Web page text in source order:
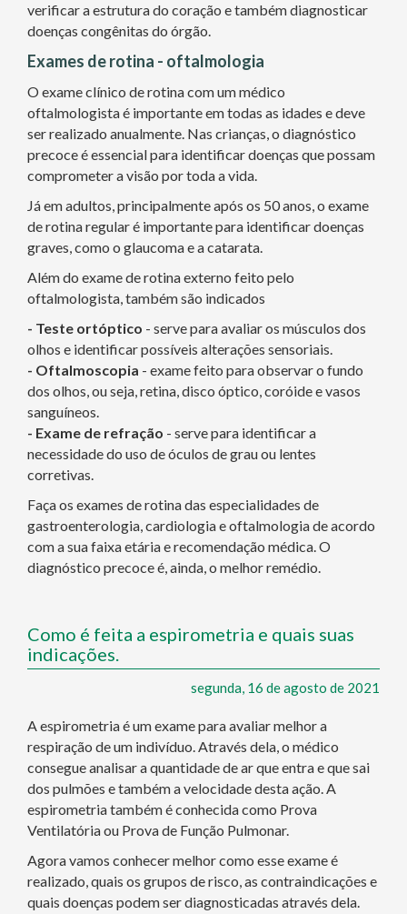
verificar a estrutura do coração e também diagnosticar
doenças congênitas do órgão.
Exames de rotina - oftalmologia
O exame clínico de rotina com um médico
oftalmologista é importante em todas as idades e deve
ser realizado anualmente. Nas crianças, o diagnóstico
precoce é essencial para identificar doenças que possam
comprometer a visão por toda a vida.
Já em adultos, principalmente após os 50 anos, o exame
de rotina regular é importante para identificar doenças
graves, como o glaucoma e a catarata.
Além do exame de rotina externo feito pelo
oftalmologista, também são indicados
- Teste ortóptico - serve para avaliar os músculos dos
olhos e identificar possíveis alterações sensoriais.
- Oftalmoscopia - exame feito para observar o fundo
dos olhos, ou seja, retina, disco óptico, coróide e vasos
sanguíneos.
- Exame de refração - serve para identificar a
necessidade do uso de óculos de grau ou lentes
corretivas.
Faça os exames de rotina das especialidades de
gastroenterologia, cardiologia e oftalmologia de acordo
com a sua faixa etária e recomendação médica. O
diagnóstico precoce é, ainda, o melhor remédio.
Como é feita a espirometria e quais suas
indicações.
segunda, 16 de agosto de 2021
A espirometria é um exame para avaliar melhor a
respiração de um indivíduo. Através dela, o médico
consegue analisar a quantidade de ar que entra e que sai
dos pulmões e também a velocidade desta ação. A
espirometria também é conhecida como Prova
Ventilatória ou Prova de Função Pulmonar.
Agora vamos conhecer melhor como esse exame é
realizado, quais os grupos de risco, as contraindicações e
quais doenças podem ser diagnosticadas através dela.